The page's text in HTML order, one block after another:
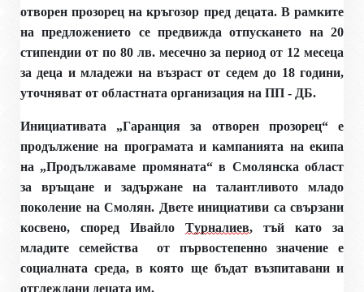
отворен прозорец на кръгозор пред децата. В рамките
на предложението се предвижда отпускането на 20
стипендии от по 80 лв. месечно за период от 12 месеца
за деца и младежи на възраст от седем до 18 години,
уточняват от областната организация на ПП - ДБ.
Инициативата „Гаранция за отворен прозорец“ е
продължение на програмата и кампанията на екипа
на „Продължаваме промяната“ в Смолянска област
за връщане и задържане на талантливото младо
поколение на Смолян. Двете инициативи са свързани
косвено, според Ивайло Турналиев, тъй като за
младите семейства от първостепенно значение е
социалната среда, в която ще бъдат възпитавани и
отглеждани децата им.